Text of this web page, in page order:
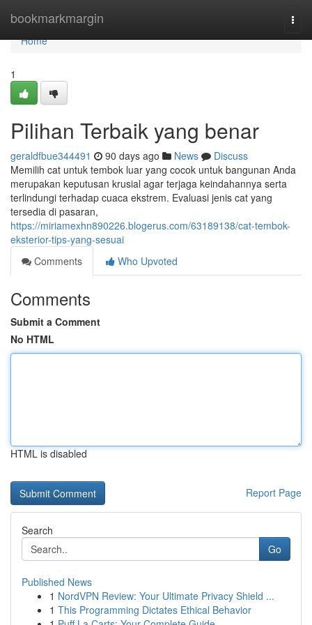
bookmarkmargin
Home
Home
1
Pilihan Terbaik yang benar
geraldfbue344491 90 days ago News
Discuss
Memilih cat untuk tembok luar yang cocok untuk bangunan Anda
merupakan keputusan krusial agar terjaga keindahannya serta
terlindungi terhadap cuaca ekstrem. Evaluasi jenis cat yang
tersedia di pasaran,
https://miriamexhn890226.blogerus.com/63189138/cat-tembok-
eksterior-tips-yang-sesuai
Comments
Who Upvoted
Comments
Submit a Comment
No HTML
HTML is disabled
Report Page
Search
Go
Published News
1 NordVPN Review: Your Ultimate Privacy Shield ...
1 This Programming Dictates Ethical Behavior